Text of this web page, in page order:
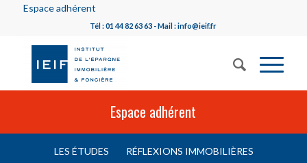
Espace adhérent
Tél : 01 44 82 63 63 - Mail : info@ieif.fr
Espace adhérent
LES ÉTUDES RÉFLEXIONS IMMOBILIÈRES